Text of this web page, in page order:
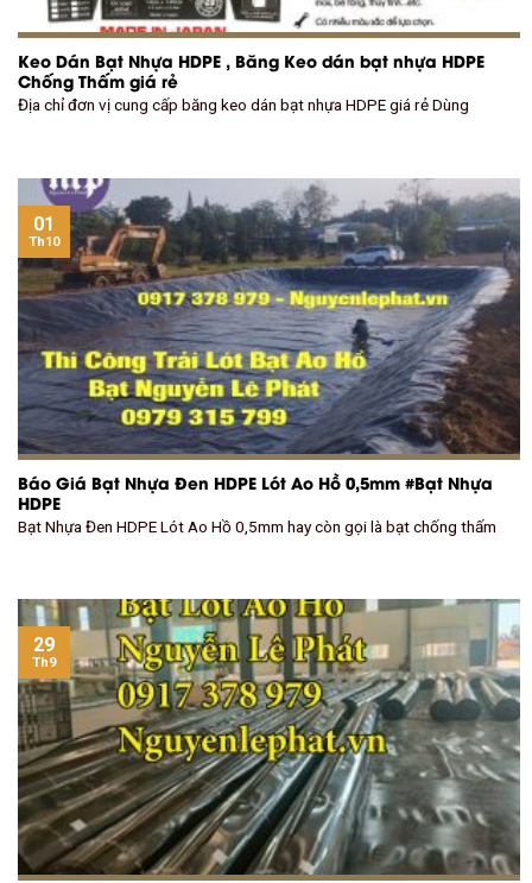
Keo Dán Bạt Nhựa HDPE , Băng Keo dán bạt nhựa HDPE
Chống Thấm giá rẻ
Địa chỉ đơn vị cung cấp băng keo dán bạt nhựa HDPE giá rẻ Dùng
Báo Giá Bạt Nhựa Đen HDPE Lót Ao Hồ 0,5mm #Bạt Nhựa
HDPE
Bạt Nhựa Đen HDPE Lót Ao Hồ 0,5mm hay còn gọi là bạt chống thấm
01
Th10
29
Th9